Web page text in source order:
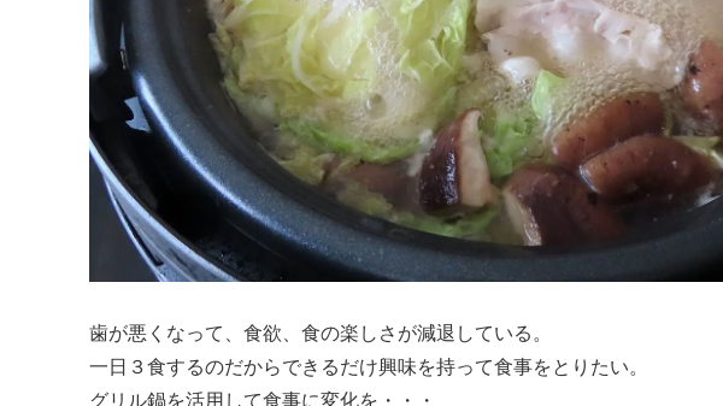
歯が悪くなって、食欲、食の楽しさが減退している。
一日３食するのだからできるだけ興味を持って食事をとりたい。
グリル鍋を活用して食事に変化を・・・